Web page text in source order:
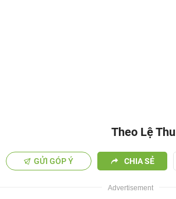
Theo Lệ Thu
GỬI GÓP Ý CHIA SẺ